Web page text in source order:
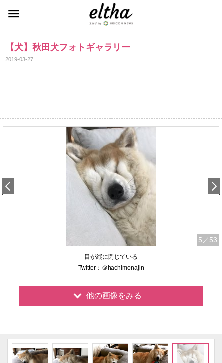
【犬】秋田犬フォトギャラリー
2019-03-27
5 ／53
目が縦に閉じている
Twitter：＠hachimonajin
他の画像をみる